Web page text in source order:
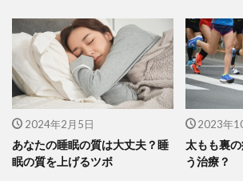
2024年2月5日
あなたの睡眠の質は大丈夫？睡
眠の質を上げるツボ
2023年
太もも裏
う治療？